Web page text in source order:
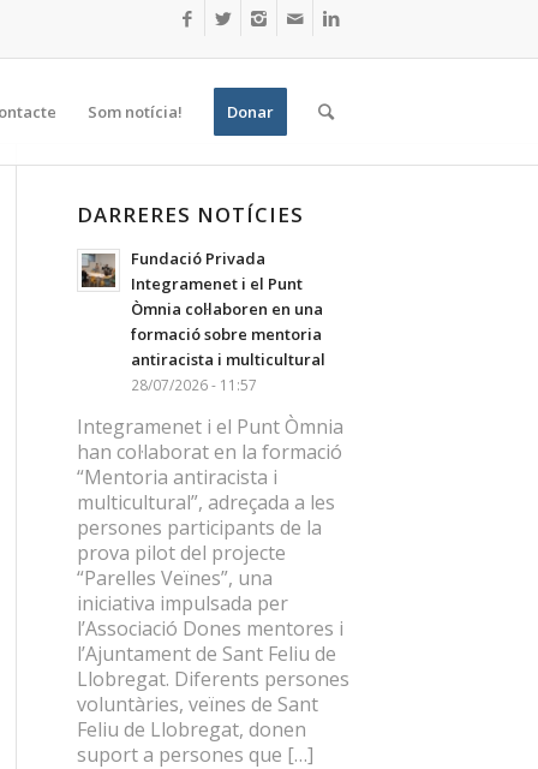
Som notícia! Donar
DARRERES NOTÍCIES
Fundació Privada
Integramenet i el Punt
Òmnia col·laboren en una
formació sobre mentoria
antiracista i multicultural
28/07/2026 - 11:57
Integramenet i el Punt Òmnia
han col·laborat en la formació
“Mentoria antiracista i
multicultural”, adreçada a les
persones participants de la
prova pilot del projecte
“Parelles Veïnes”, una
iniciativa impulsada per
l’Associació Dones mentores i
l’Ajuntament de Sant Feliu de
Llobregat. Diferents persones
voluntàries, veïnes de Sant
Feliu de Llobregat, donen
suport a persones que […]